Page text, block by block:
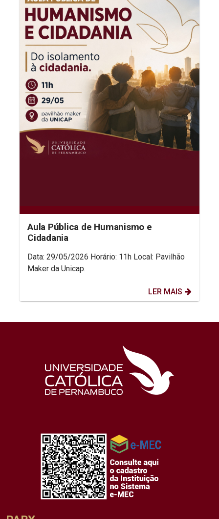
Aula Pública de Humanismo e
Cidadania
Data: 29/05/2026 Horário: 11h Local: Pavilhão
Maker da Unicap.
LER MAIS